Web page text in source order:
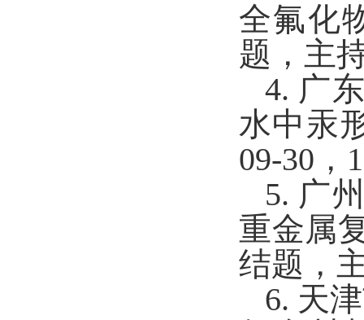
全氟化
题， 主
4. 广
水中汞
09-30 ， 1
5. 广
重金属
结题，
6. 天